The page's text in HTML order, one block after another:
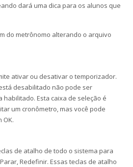
dará uma dica para os alunos que
do metrônomo alterando o arquivo
ativar ou desativar o temporizador.
desabilitado não pode ser
habilitado. Esta caixa de seleção é
um cronômetro, mas você pode
OK.
de atalho de todo o sistema para
Redefinir. Essas teclas de atalho